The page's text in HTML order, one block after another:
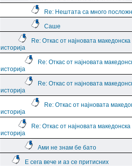
Re: Нештата са много
Саше
Re: Откас от најновата македонска
историја
Re: Откас от најновата
историја
Re: Откас от најновата
историја
Re: Откас от најновата
историја
Re: Откас от најновата македонска
историја
Ами не знам бе бато
Е сега вече и аз се притисних